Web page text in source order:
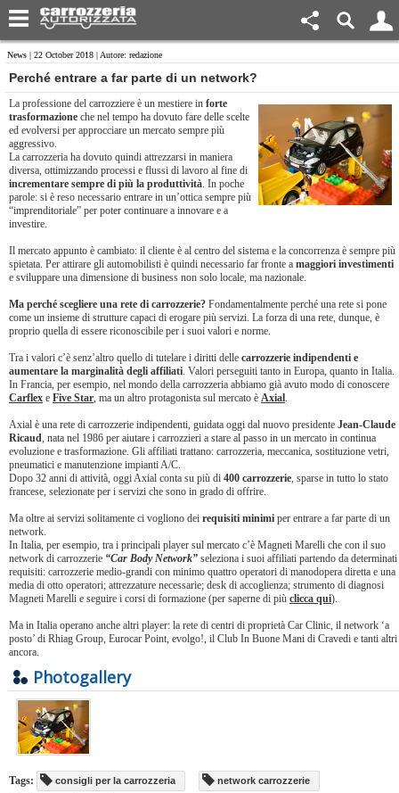
News | 22 October 2018 | Autore: redazione
Perché entrare a far parte di un network?
La professione del carrozziere è un mestiere in forte
trasformazione che nel tempo ha dovuto fare delle scelte
ed evolversi per approcciare un mercato sempre più
aggressivo.
La carrozzeria ha dovuto quindi attrezzarsi in maniera
diversa, ottimizzando processi e flussi di lavoro al fine di
incrementare sempre di più la produttività. In poche
parole: si è reso necessario entrare in un’ottica sempre più
“imprenditoriale” per poter continuare a innovare e a
investire.
Il mercato appunto è cambiato: il cliente è al centro del sistema e la concorrenza è sempre più
spietata. Per attirare gli automobilisti è quindi necessario far fronte a maggiori investimenti
e sviluppare una dimensione di business non solo locale, ma nazionale.
Ma perché scegliere una rete di carrozzerie? Fondamentalmente perché una rete si pone
come un insieme di strutture capaci di erogare più servizi. La forza di una rete, dunque, è
proprio quella di essere riconoscibile per i suoi valori e norme.
Tra i valori c’è senz’altro quello di tutelare i diritti delle carrozzerie indipendenti e
aumentare la marginalità degli affiliati. Valori perseguiti tanto in Europa, quanto in Italia.
In Francia, per esempio, nel mondo della carrozzeria abbiamo già avuto modo di conoscere
Carflex e Five Star, ma un altro protagonista sul mercato è Axial.
Axial è una rete di carrozzerie indipendenti, guidata oggi dal nuovo presidente Jean-Claude
Ricaud, nata nel 1986 per aiutare i carrozzieri a stare al passo in un mercato in continua
evoluzione e trasformazione. Gli affiliati trattano: carrozzeria, meccanica, sostituzione vetri,
pneumatici e manutenzione impianti A/C.
Dopo 32 anni di attività, oggi Axial conta su più di 400 carrozzerie, sparse in tutto lo stato
francese, selezionate per i servizi che sono in grado di offrire.
Ma oltre ai servizi solitamente ci vogliono dei requisiti minimi per entrare a far parte di un
network.
In Italia, per esempio, tra i principali player sul mercato c’è Magneti Marelli che con il suo
network di carrozzerie “Car Body Network” seleziona i suoi affiliati partendo da determinati
requisiti: carrozzerie medio-grandi con minimo quattro operatori di manodopera diretta e una
media di otto operatori; attrezzature necessarie; desk di accoglienza; strumento di diagnosi
Magneti Marelli e seguire i corsi di formazione (per saperne di più clicca qui).
Ma in Italia operano anche altri player: la rete di centri di proprietà Car Clinic, il network ‘a
posto’ di Rhiag Group, Eurocar Point, evolgo!, il Club In Buone Mani di Cravedi e tanti altri
ancora.
Photogallery
Tags: consigli per la carrozzeria network carrozzerie